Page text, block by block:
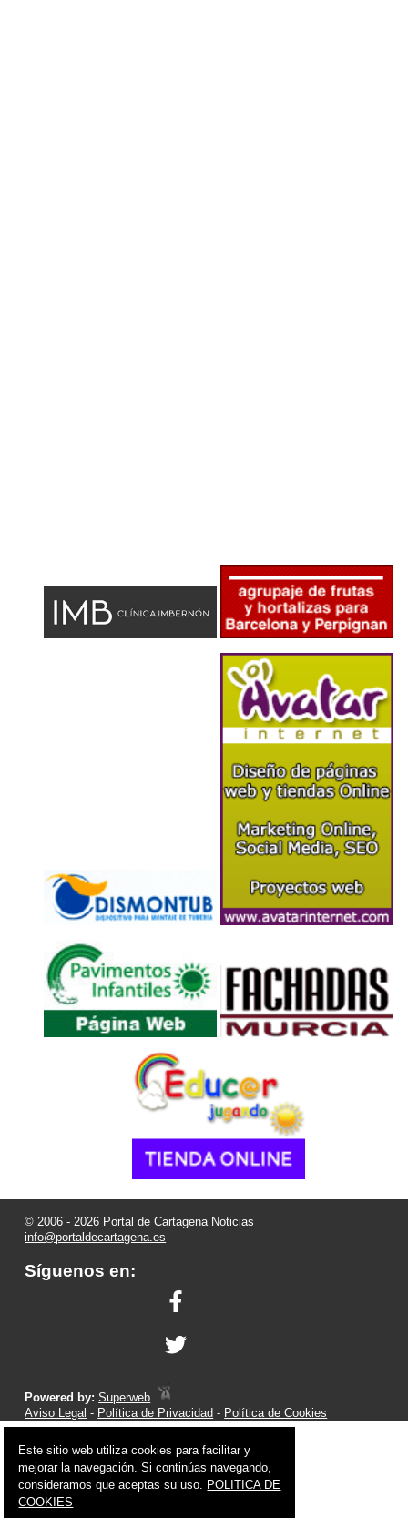
© 2006 - 2026 Portal de Cartagena Noticias
info@portaldecartagena.es
Síguenos en:
Powered by:Superweb
Aviso Legal - Política de Privacidad - Política de Cookies
Este sitio web utiliza cookies para facilitar y
mejorar la navegación. Si continúas navegando,
consideramos que aceptas su uso. POLITICA DE
COOKIES